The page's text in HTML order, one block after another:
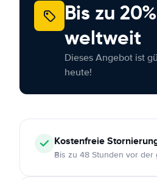
Bis zu
weltweit
Dieses Angebot ist
heute!
Kostenfreie
Bis zu 48 Stunden vor der